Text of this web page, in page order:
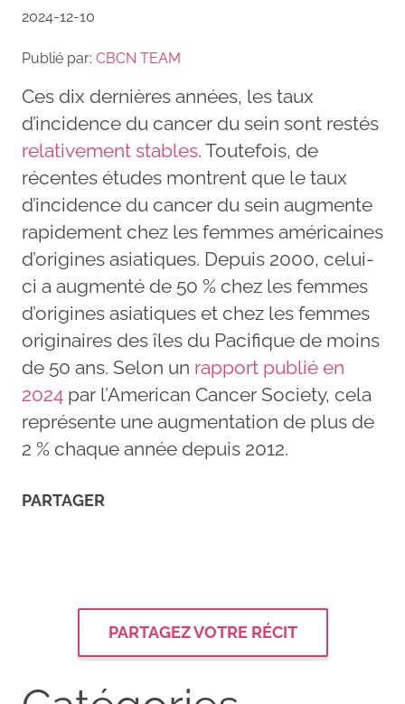
2024-12-10
Publié par: CBCN TEAM
Ces dix dernières années, les taux
d’incidence du cancer du sein sont restés
relativement stables. Toutefois, de
récentes études montrent que le taux
d’incidence du cancer du sein augmente
rapidement chez les femmes américaines
d’origines asiatiques. Depuis 2000, celui-
ci a augmenté de 50 % chez les femmes
d’origines asiatiques et chez les femmes
originaires des îles du Pacifique de moins
de 50 ans. Selon un rapport publié en
2024 par l’American Cancer Society, cela
représente une augmentation de plus de
2 % chaque année depuis 2012.
PARTAGER
PARTAGEZ VOTRE RÉCIT